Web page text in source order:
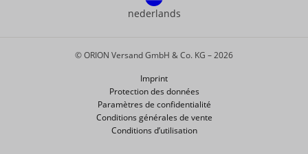
nederlands
Imprint
Protection des données
Paramètres de confidentialité
Conditions générales de vente
Conditions d’utilisation
© ORION Versand GmbH & Co. KG – 2026